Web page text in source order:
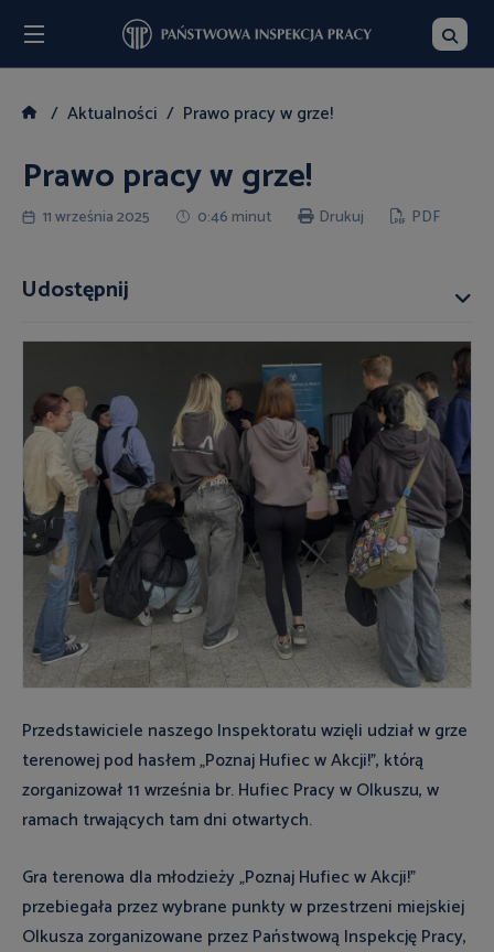
Aktualności Prawo pracy w grze!
Prawo pracy w grze!
11 września 2025 0:46 minut Drukuj PDF
Przedstawiciele naszego Inspektoratu wzięli udział w grze
terenowej pod hasłem „Poznaj Hufiec w Akcji!”, którą
zorganizował 11 września br. Hufiec Pracy w Olkuszu, w
ramach trwających tam dni otwartych.
Gra terenowa dla młodzieży „Poznaj Hufiec w Akcji!”
przebiegała przez wybrane punkty w przestrzeni miejskiej
Olkusza zorganizowane przez Państwową Inspekcję Pracy,
Udostępnij
Szukaj